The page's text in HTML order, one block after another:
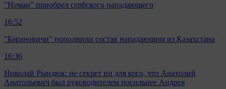
"Неман" приобрел сербского нападающего
16:52
"Барановичи" пополнили состав нападающим из Казахстана
16:36
Николай Рындюк: не секрет ни для кого, что Анатолий
Анатольевич был руководителем посильнее Андрея